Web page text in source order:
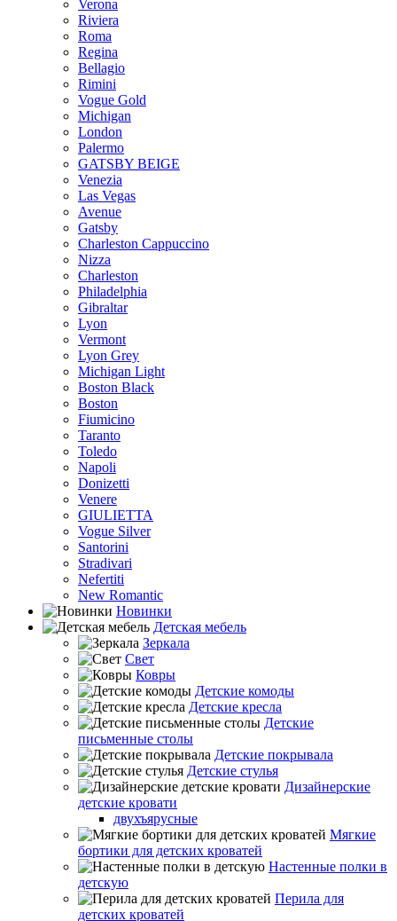
Verona
Riviera
Roma
Regina
Bellagio
Rimini
Vogue Gold
Michigan
London
Palermo
GATSBY BEIGE
Venezia
Las Vegas
Avenue
Gatsby
Charleston Cappuccino
Nizza
Charleston
Philadelphia
Gibraltar
Lyon
Vermont
Lyon Grey
Michigan Light
Boston Black
Boston
Fiumicino
Taranto
Toledo
Napoli
Donizetti
Venere
GIULIETTA
Vogue Silver
Santorini
Stradivari
Nefertiti
New Romantic
Новинки
Детская мебель
Зеркала
Свет
Ковры
Детские комоды
Детские кресла
Детские
письменные столы
Детские покрывала
Детские стулья
Дизайнерские
детские кровати
двухъярусные
Мягкие
бортики для детских кроватей
Настенные полки в
детскую
Перила для
детских кроватей